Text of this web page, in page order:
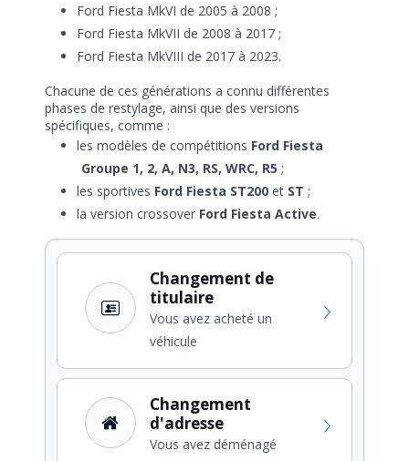
Ford Fiesta MkVI de 2005 à 2008 ;
Ford Fiesta MkVII de 2008 à 2017 ;
Ford Fiesta MkVIII de 2017 à 2023.
Chacune de ces générations a connu différentes
phases de restylage, ainsi que des versions
spécifiques, comme :
les modèles de compétitions Ford Fiesta
Groupe 1, 2, A, N3, RS, WRC, R5 ;
les sportives Ford Fiesta ST200et ST ;
la version crossover Ford Fiesta Active.
Changement de
titulaire
Vous avez acheté un
véhicule
Changement
d'adresse
Vous avez déménagé